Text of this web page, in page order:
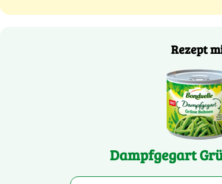
Rezept
Dampfgegart